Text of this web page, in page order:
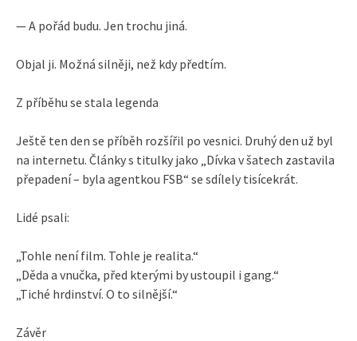
— A pořád budu. Jen trochu jiná.
Objal ji. Možná silněji, než kdy předtím.
Z příběhu se stala legenda
Ještě ten den se příběh rozšířil po vesnici. Druhý den už byl
na internetu. Články s titulky jako „Dívka v šatech zastavila
přepadení – byla agentkou FSB“ se sdílely tisícekrát.
Lidé psali:
„Tohle není film. Tohle je realita.“
„Děda a vnučka, před kterými by ustoupil i gang.“
„Tiché hrdinství. O to silnější.“
Závěr